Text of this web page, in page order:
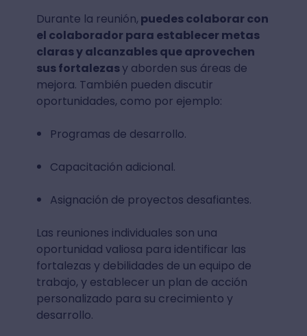
Durante la reunión, puedes colaborar con
el colaborador para establecer metas
claras y alcanzables que aprovechen
sus fortalezasy aborden sus áreas de
mejora. También pueden discutir
oportunidades, como por ejemplo:
Programas de desarrollo.
Capacitación adicional.
Asignación de proyectos desafiantes.
Las reuniones individuales son una
oportunidad valiosa para identificar las
fortalezas y debilidades de un equipo de
trabajo, y establecer un plan de acción
personalizado para su crecimiento y
desarrollo.